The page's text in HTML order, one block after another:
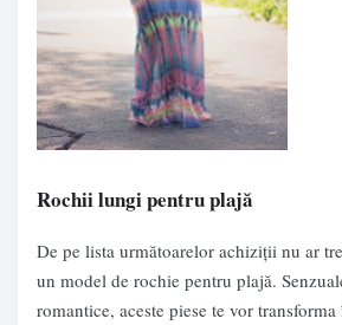
Rochii lungi pentru plajă
De pe lista următoarelor achiziții nu ar
un model de rochie pentru plajă.
romantice, aceste piese te vor